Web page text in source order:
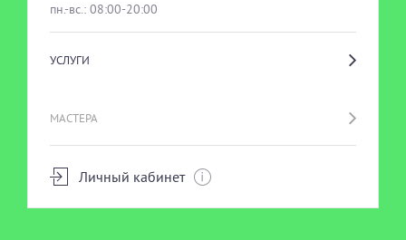
пн.-вс.: 08:00-20:00
УСЛУГИ
МАСТЕРА
Личный кабинет